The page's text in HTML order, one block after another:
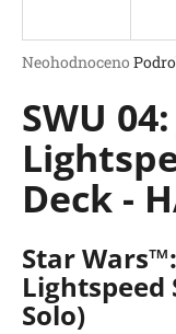
Průměrné
produktu
je
0,0
5
hvězdiček.
Neohodnoceno
SWU
Deck -
Star
Lightspeed
Solo)
j
t
?
D
o